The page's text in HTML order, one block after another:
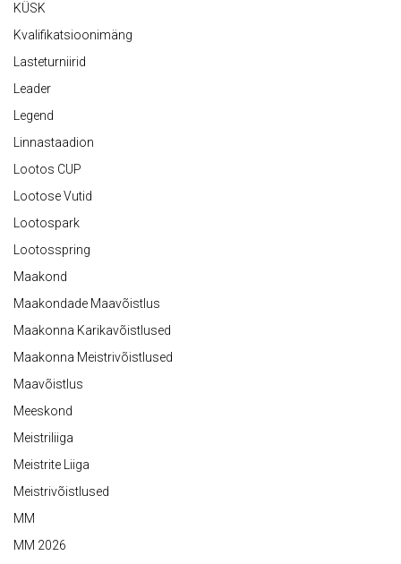
KÜSK
Kvalifikatsioonimäng
Lasteturniirid
Leader
Legend
Linnastaadion
Lootos CUP
Lootose Vutid
Lootospark
Lootosspring
Maakond
Maakondade Maavõistlus
Maakonna Karikavõistlused
Maakonna Meistrivõistlused
Maavõistlus
Meeskond
Meistriliiga
Meistrite Liiga
Meistrivõistlused
MM
MM 2026